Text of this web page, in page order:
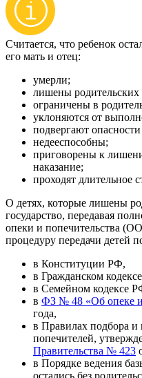
Считается, что ребенок
его мать и отец:
умерли;
лишены родительских
ограничены в
уклоняются от
подвергают
недееспособны;
приговорены к
наказание;
проходят длительное
О детях, которые лишены
государство, передавая
опеки и попечительства
процедуру передачи детей
в Конституции РФ,
в Гражданском
в Семейном кодексе
в ФЗ № 48 «Об опеке и
года,
в Правилах подбора и
попечителей,
Правительства № 423
в Порядке ведения
остались без